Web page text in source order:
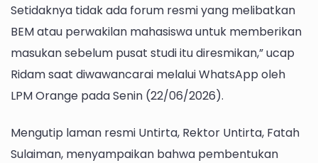
Setidaknya tidak ada forum resmi yang melibatkan
BEM atau perwakilan mahasiswa untuk memberikan
masukan sebelum pusat studi itu diresmikan,” ucap
Ridam saat diwawancarai melalui WhatsApp oleh
LPM Orange pada Senin (22/06/2026).
Mengutip laman resmi Untirta, Rektor Untirta, Fatah
Sulaiman, menyampaikan bahwa pembentukan